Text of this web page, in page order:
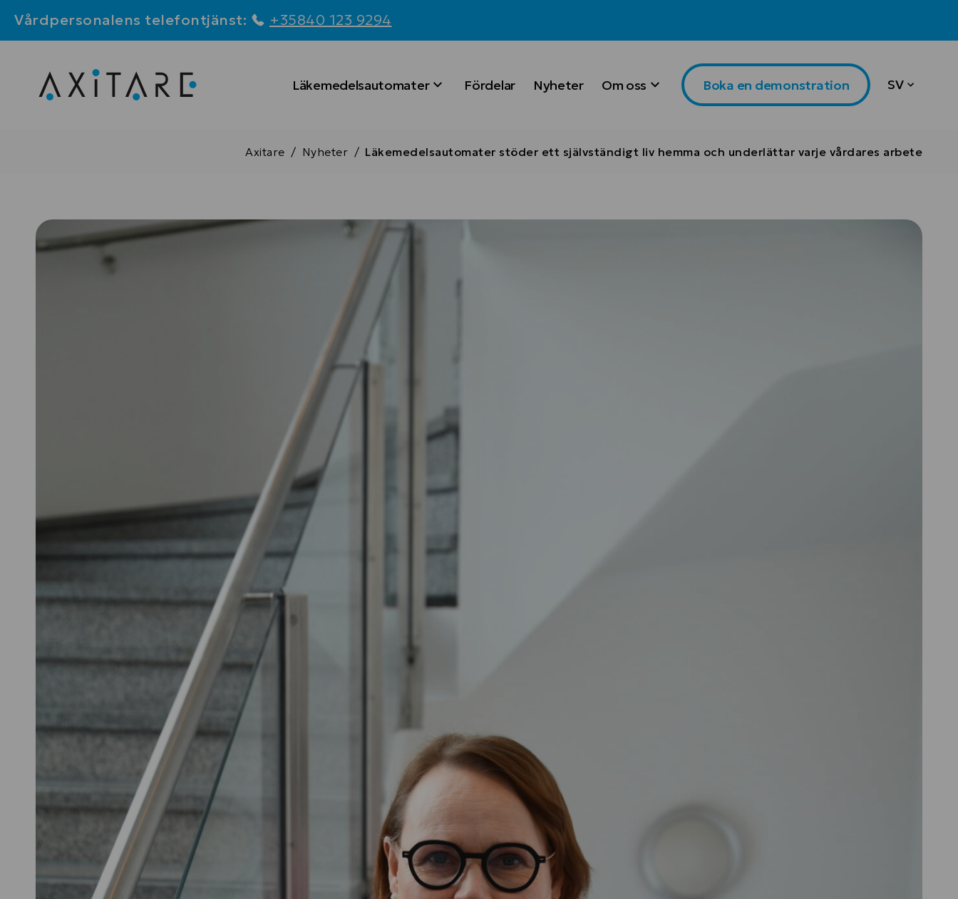
Vårdpersonalens telefontjänst: +35840 123 9294
Läkemedelsautomater Fördelar Nyheter Om oss Boka en demonstration SV
Axitare / Nyheter / Läkemedelsautomater stöder ett självständigt liv hemma och underlättar varje vårdares arbete